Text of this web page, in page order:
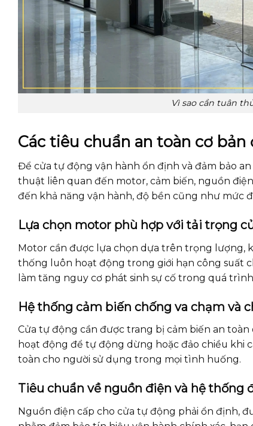
Vì sao cần tuân
Các tiêu chuẩn an toàn cơ
Để cửa tự động vận hành ổn định và đảm bảo
thuật liên quan đến motor, cảm biến, nguồn
đến khả năng vận hành, độ bền cũng như mức
Lựa chọn motor phù hợp với tải trọng
Motor cần được lựa chọn dựa trên trọng lượng,
thống luôn hoạt động trong giới hạn công suất
làm tăng nguy cơ phát sinh sự cố trong quá
Hệ thống cảm biến chống va chạm và
Cửa tự động cần được trang bị cảm biến an
hoạt động để tự động dừng hoặc đảo chiều khi
toàn cho người sử dụng trong mọi tình huống.
Tiêu chuẩn về nguồn điện và hệ thống
Nguồn điện cấp cho cửa tự động phải ổn định,